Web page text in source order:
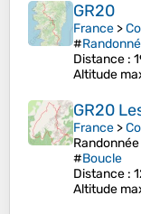
GR20
France >
#
Distance :
Altitude
GR20
France >
#Boucle
Distance :
Altitude